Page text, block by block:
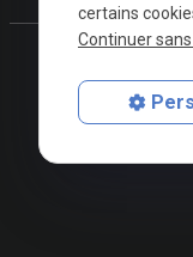
certains
Continuer